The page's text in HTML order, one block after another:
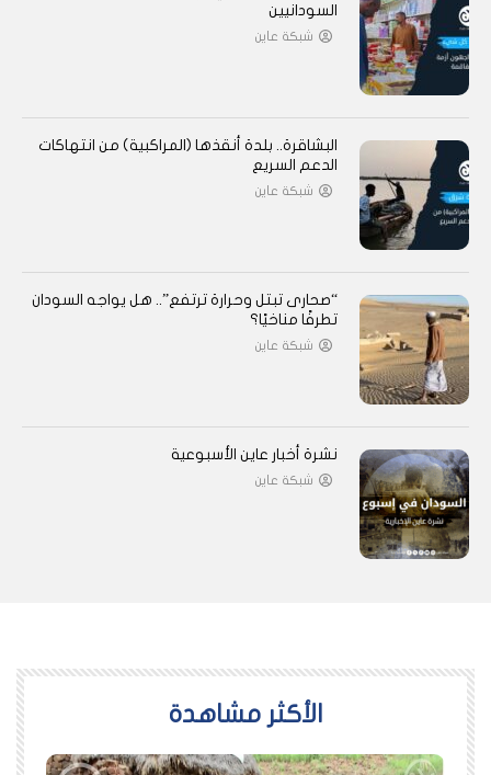
السودانيين
شبكة عاين
البشاقرة.. بلدة أنقذها (المراكبية) من انتهاكات
الدعم السريع
شبكة عاين
“صحارى تبتل وحرارة ترتفع”.. هل يواجه السودان
تطرفًا مناخيًا؟
شبكة عاين
نشرة أخبار عاين الأسبوعية
شبكة عاين
اﻷكثر مشاهدة